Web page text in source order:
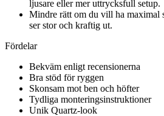
ljusare eller mer uttrycksfull setup.
Mindre rätt om du vill ha maximal
ser stor och kraftig ut.
Fördelar
Bekväm enligt recensionerna
Bra stöd för ryggen
Skonsam mot ben och höfter
Tydliga monteringsinstruktioner
Unik Quartz-look